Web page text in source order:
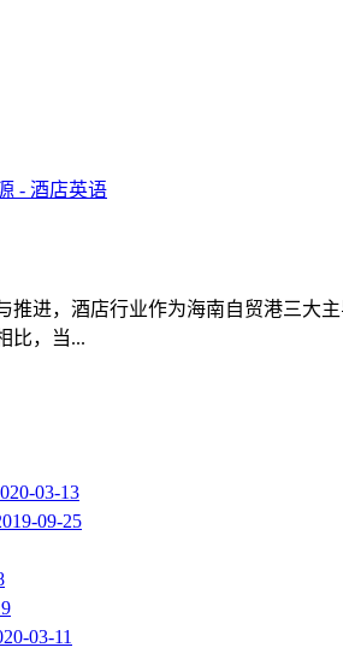
进，酒店行业作为海南自贸港三大
比，当...
03-13
09-25
03-11